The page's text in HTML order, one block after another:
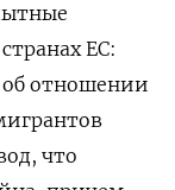
ЕС:
об отношении
что